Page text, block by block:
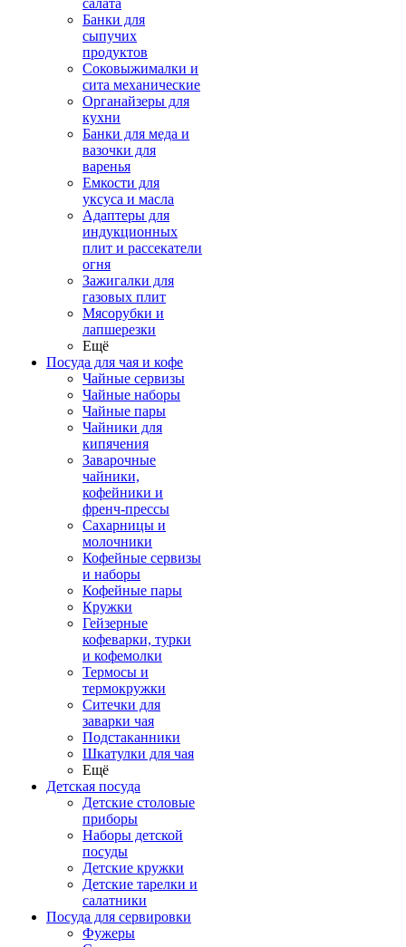
салата
Банки для
сыпучих
продуктов
Соковыжималки и
сита механические
Органайзеры для
кухни
Банки для меда и
вазочки для
варенья
Емкости для
уксуса и масла
Адаптеры для
индукционных
плит и рассекатели
огня
Зажигалки для
газовых плит
Мясорубки и
лапшерезки
Ещё
Посуда для чая и кофе
Чайные сервизы
Чайные наборы
Чайные пары
Чайники для
кипячения
Заварочные
чайники,
кофейники и
френч-прессы
Сахарницы и
молочники
Кофейные сервизы
и наборы
Кофейные пары
Кружки
Гейзерные
кофеварки, турки
и кофемолки
Термосы и
термокружки
Ситечки для
заварки чая
Подстаканники
Шкатулки для чая
Ещё
Детская посуда
Детские столовые
приборы
Наборы детской
посуды
Детские кружки
Детские тарелки и
салатники
Посуда для сервировки
Фужеры